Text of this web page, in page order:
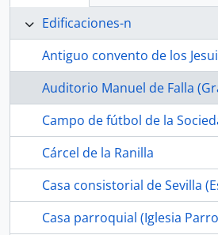
Edificaciones-n
Auditorio Manuel de Falla
Cárcel de la Ranilla
Casa consistorial de Sevilla